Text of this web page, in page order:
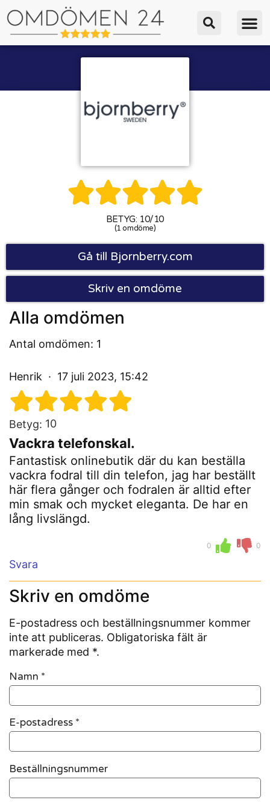

BETYG: 10/10
(1 omdöme)
Gå till Bjornberry.com
Skriv en omdöme
Alla omdömen
Antal omdömen: 1
Henrik 17 juli 2023, 15:42
Betyg: 10
Vackra telefonskal.
Fantastisk onlinebutik där du kan beställa
vackra fodral till din telefon, jag har beställt
här flera gånger och fodralen är alltid efter
min smak och mycket eleganta. De har en
lång livslängd.
0 0
Svara
Skriv en omdöme
E-postadress och beställningsnummer kommer
inte att publiceras. Obligatoriska fält är
markerade med *.
Namn *
E-postadress *
Beställningsnummer